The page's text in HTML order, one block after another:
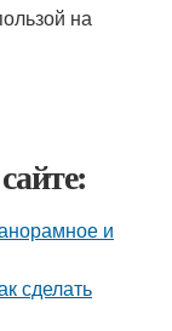
на
и
сделать